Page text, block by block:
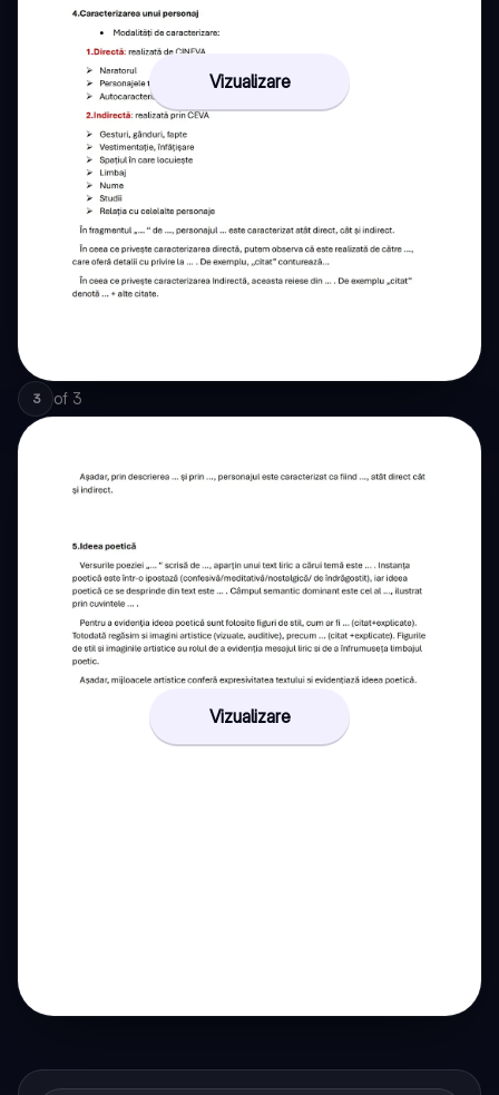
Vizualizare
3 of 3
Vizualizare